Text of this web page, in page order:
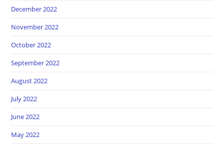
December 2022
November 2022
October 2022
September 2022
August 2022
July 2022
June 2022
May 2022